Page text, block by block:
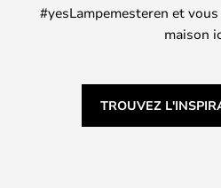
#yesLampemesteren et
maison
TROUVEZ